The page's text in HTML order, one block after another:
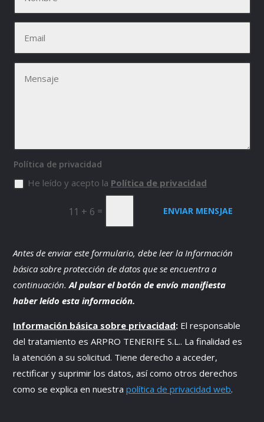
Política de privacidad
He leído y acepto la Política de privacidad
11 + 6 = ENVIAR MENSJAE
Antes de enviar este formulario, debe leer la Información
básica sobre protección de datos que se encuentra a
continuación. Al pulsar el botón de envío manifiesta
haber leído esta información.
Información básica sobre privacidad: El responsable
del tratamiento es ARPRO TENERIFE S.L.. La finalidad es
la atención a su solicitud. Tiene derecho a acceder,
rectificar y suprimir los datos, así como otros derechos
como se explica en nuestra política de privacidad web.